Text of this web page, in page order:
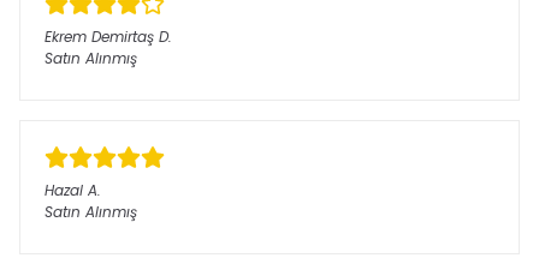
Ekrem Demirtaş D.
Satın Alınmış
Hazal A.
Satın Alınmış